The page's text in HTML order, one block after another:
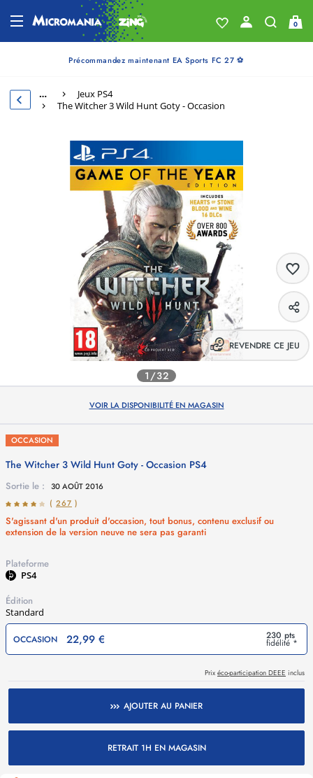
0
Précommandez maintenant EA Sports FC 27 ⚽
…
Jeux PS4
The Witcher 3 Wild Hunt Goty - Occasion
1/32
REVENDRE CE JEU
VOIR LA DISPONIBILITÉ EN MAGASIN
OCCASION
The Witcher 3 Wild Hunt Goty - Occasion PS4
Sortie le :
30 AOÛT 2016
( 267 )
S'agissant d'un produit d'occasion, tout bonus, contenu exclusif ou
extension de la version neuve ne sera pas garanti
Plateforme
PS4
Édition
Standard
OCCASION 22,99 € 230 pts
fidélité *
Prix éco-participation DEEE inclus
AJOUTER AU PANIER
RETRAIT 1H EN MAGASIN